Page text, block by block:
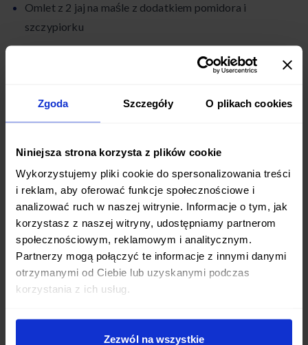
Zgoda Szczegóły O plikach cookies
Niniejsza strona korzysta z plików cookie
Wykorzystujemy pliki cookie do spersonalizowania treści
i reklam, aby oferować funkcje społecznościowe i
analizować ruch w naszej witrynie. Informacje o tym, jak
korzystasz z naszej witryny, udostępniamy partnerom
społecznościowym, reklamowym i analitycznym.
Partnerzy mogą połączyć te informacje z innymi danymi
otrzymanymi od Ciebie lub uzyskanymi podczas
korzystania z ich usług.
Zezwól na wszystkie
Omlet z 2 jaj na maśle z dodatkiem pomidora i
szczypiorku
Obiad
Zupa jarzynowa z lanymi kluseczkami
Schab pieczony w folii
Gotowane ziemniaki
Surówka z marchwi i jabłka
Kolacja